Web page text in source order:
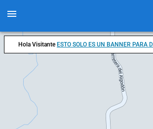
Hola Visitante ESTO SOLO ES UN BANNER PARA